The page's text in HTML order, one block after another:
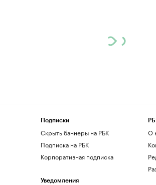
Подписки
Скрыть баннеры на РБК
Подписка на РБК
Корпоративная подписка
Уведомления
О